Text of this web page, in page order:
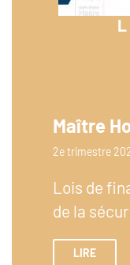
Maître
2e trimestre
Lois de
de la
LIRE